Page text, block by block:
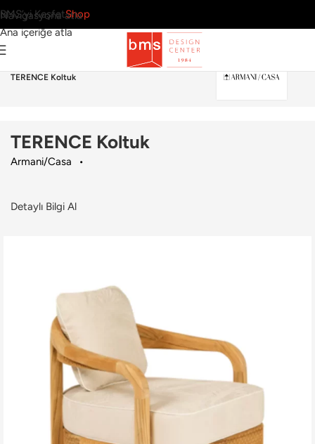
Navigasyona atla
Ana içeriğe atla
BMS’yi KeşfetShop
›Armani/Casa›
TERENCE Koltuk
TERENCE Koltuk
Armani/Casa
Detaylı Bilgi Al